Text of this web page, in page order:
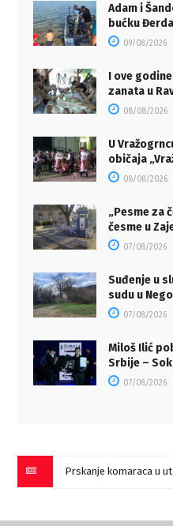
Adam i
bućku
09/08/2026
I ove
zanata u
08/08/2026
U
običaja
08/08/2026
„Pesme za
česme u
07/08/2026
Suđenje u
sudu u
07/08/2026
Miloš Ilić
Srbije –
07/08/2026
Prskanje komaraca u